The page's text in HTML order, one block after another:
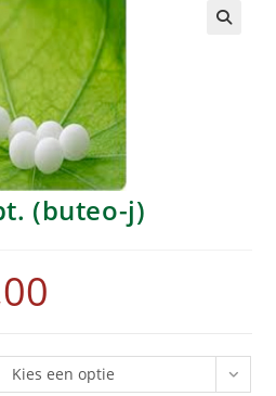
(buteo-j)
Kies een optie